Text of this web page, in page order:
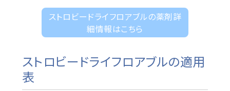
ストロビードライフロアブルの薬剤詳
細情報はこちら
ストロビードライフロアブルの適用
表